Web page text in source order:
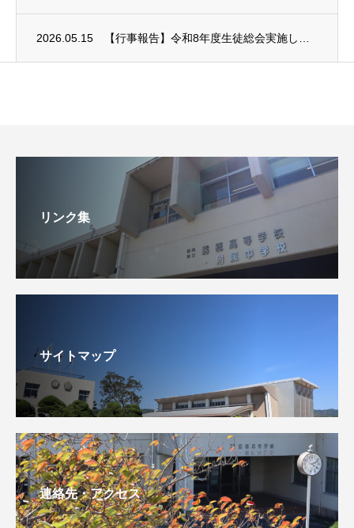
2026.05.15
リンク集
サイトマップ
連絡先・アクセス